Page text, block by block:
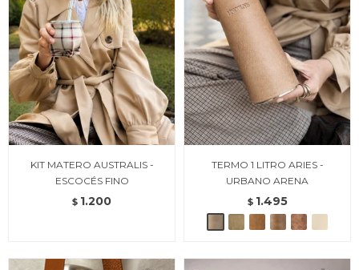
KIT MATERO AUSTRALIS -
ESCOCÉS FINO
$ 1.200
TERMO 1 LITRO ARIES -
URBANO ARENA
$ 1.495